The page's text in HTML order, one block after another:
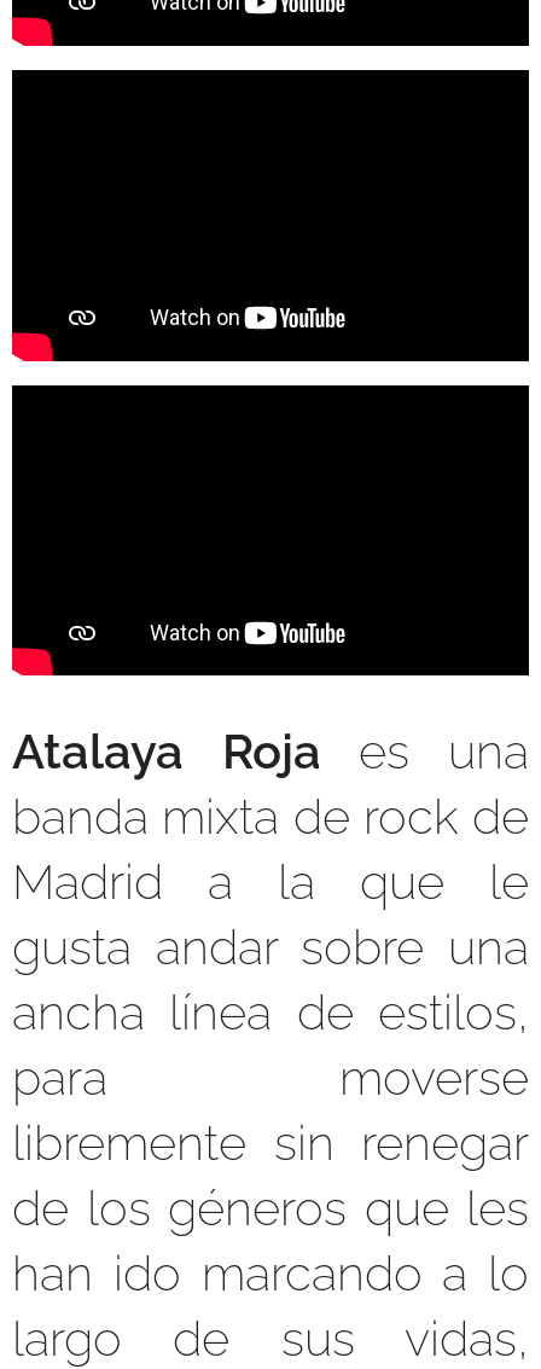
Atalaya Roja es una
banda mixta de rock de
Madrid a la que le
gusta andar sobre una
ancha línea de estilos,
para moverse
libremente sin renegar
de los géneros que les
han ido marcando a lo
largo de sus vidas,